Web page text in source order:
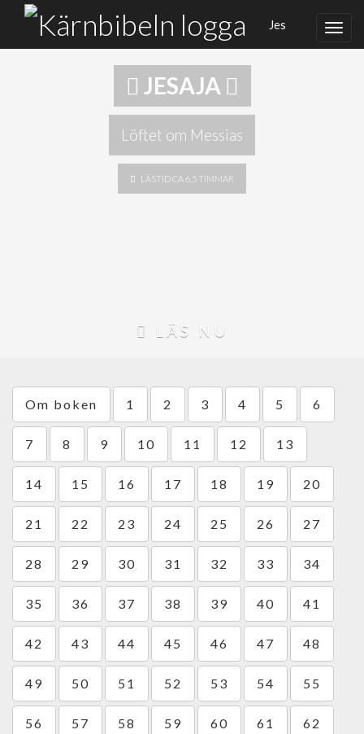
Jes
JESAJA
Löftet om Messias
LÄSTID CA 6,5 TIMMAR
LÄS NU
Om boken 1 2 3 4 5 6
7 8 9 10 11 12 13
14 15 16 17 18 19 20
21 22 23 24 25 26 27
28 29 30 31 32 33 34
35 36 37 38 39 40 41
42 43 44 45 46 47 48
49 50 51 52 53 54 55
56 57 58 59 60 61 62